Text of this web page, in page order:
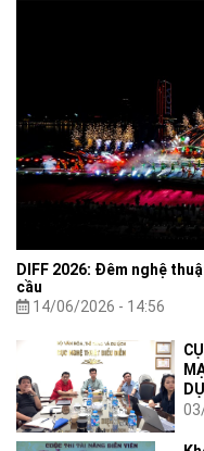
DIFF 2026: Đêm nghệ
cầu
14/06/2026 - 14:56